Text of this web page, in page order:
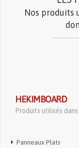
Nos produits
HEKIMBOARD
Produits utilisés
Panneaux Plats